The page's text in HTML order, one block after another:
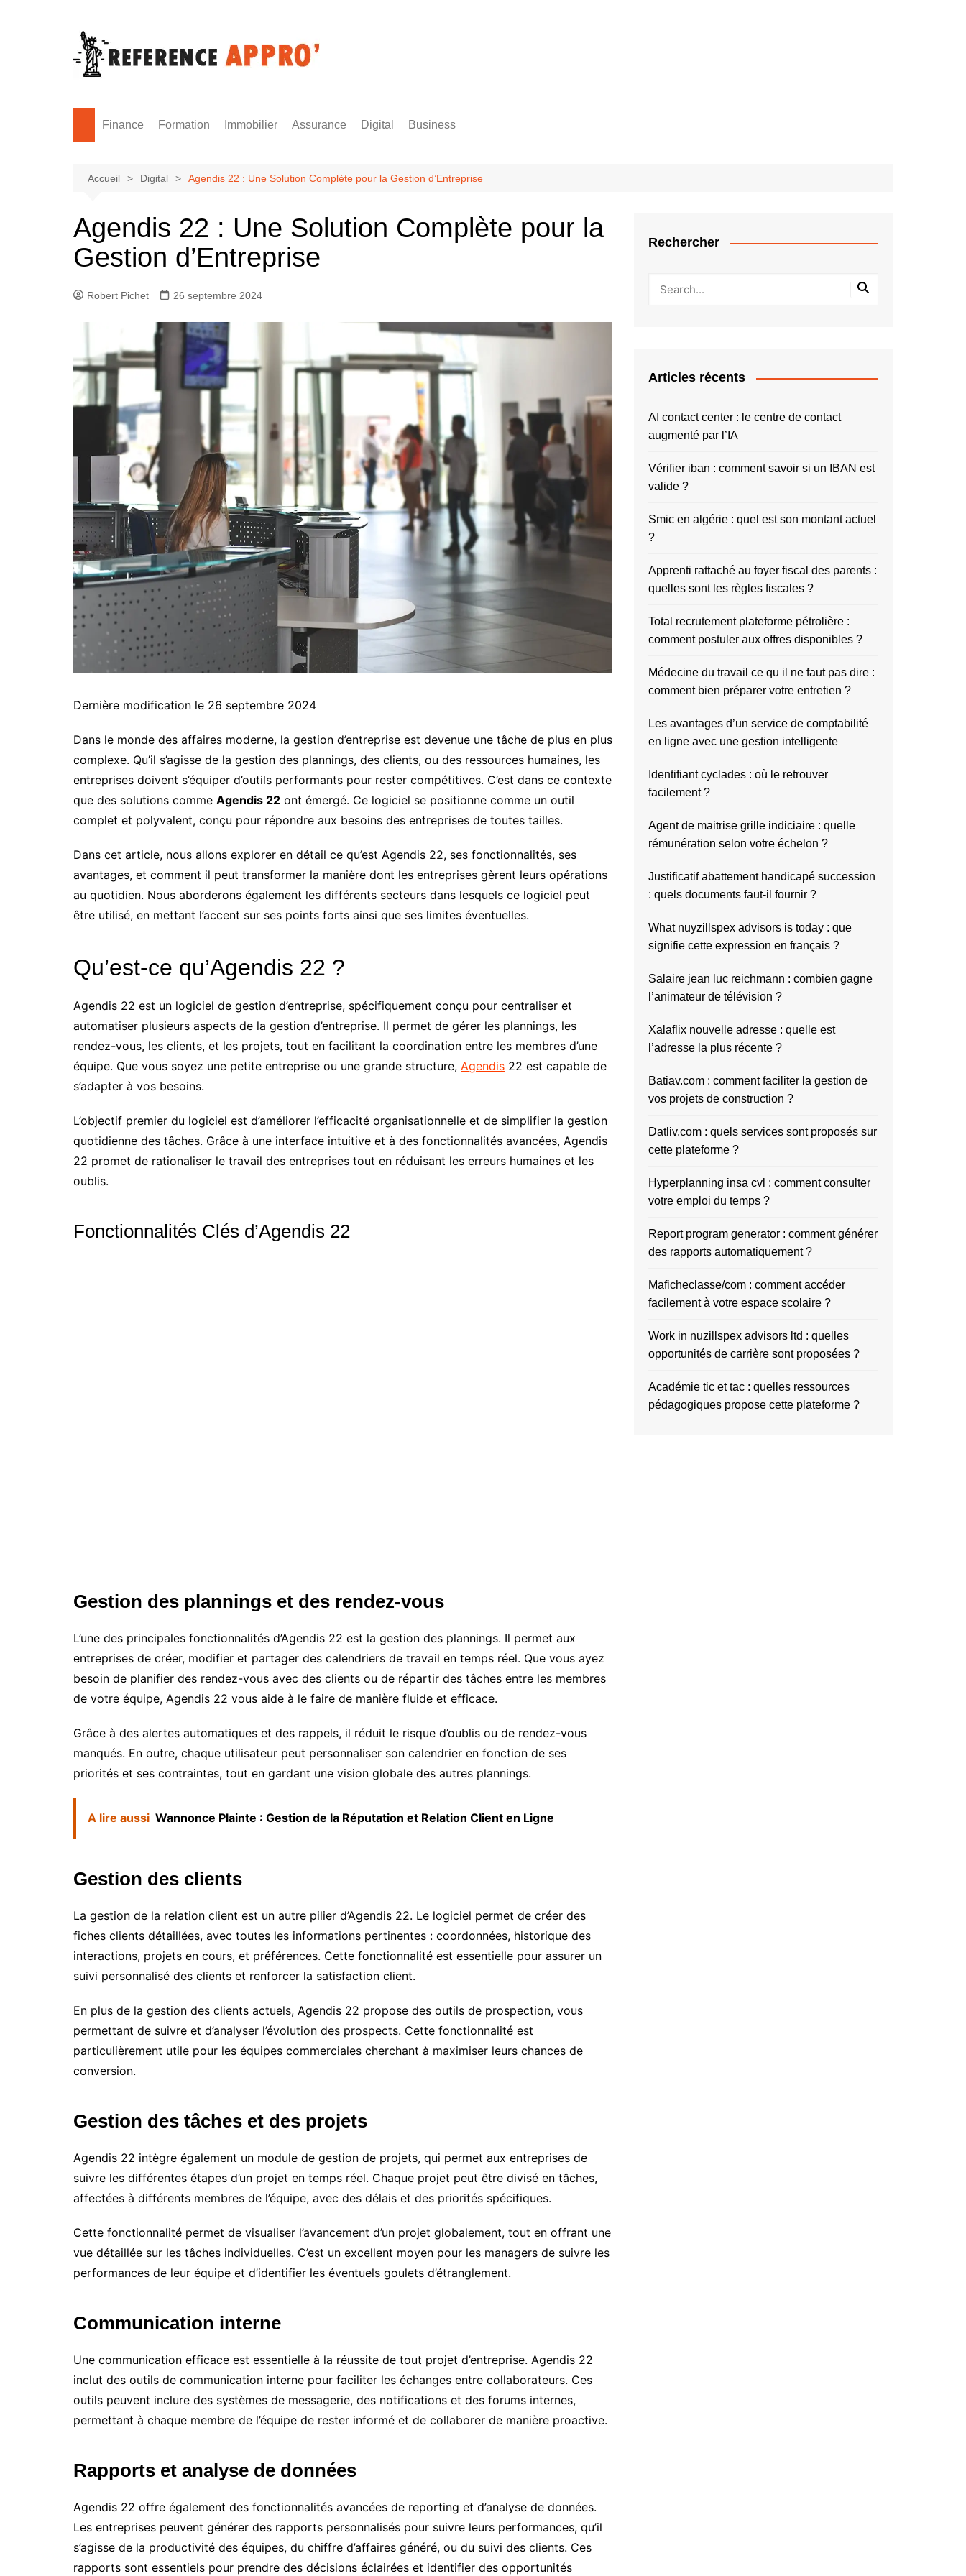
Finance Formation Immobilier Assurance Digital Business
Accueil Digital Agendis 22 : Une Solution Complète pour la Gestion d’Entreprise
Agendis 22 : Une Solution Complète pour la
Gestion d’Entreprise
Robert Pichet 26 septembre 2024
Dernière modification le 26 septembre 2024
Dans le monde des affaires moderne, la gestion d’entreprise est devenue une tâche de plus en plus
complexe. Qu’il s’agisse de la gestion des plannings, des clients, ou des ressources humaines, les
entreprises doivent s’équiper d’outils performants pour rester compétitives. C’est dans ce contexte
que des solutions comme Agendis 22 ont émergé. Ce logiciel se positionne comme un outil
complet et polyvalent, conçu pour répondre aux besoins des entreprises de toutes tailles.
Dans cet article, nous allons explorer en détail ce qu’est Agendis 22, ses fonctionnalités, ses
avantages, et comment il peut transformer la manière dont les entreprises gèrent leurs opérations
au quotidien. Nous aborderons également les différents secteurs dans lesquels ce logiciel peut
être utilisé, en mettant l’accent sur ses points forts ainsi que ses limites éventuelles.
Qu’est-ce qu’Agendis 22 ?
Agendis 22 est un logiciel de gestion d’entreprise, spécifiquement conçu pour centraliser et
automatiser plusieurs aspects de la gestion d’entreprise. Il permet de gérer les plannings, les
rendez-vous, les clients, et les projets, tout en facilitant la coordination entre les membres d’une
équipe. Que vous soyez une petite entreprise ou une grande structure, Agendis 22 est capable de
s’adapter à vos besoins.
L’objectif premier du logiciel est d’améliorer l’efficacité organisationnelle et de simplifier la gestion
quotidienne des tâches. Grâce à une interface intuitive et à des fonctionnalités avancées, Agendis
22 promet de rationaliser le travail des entreprises tout en réduisant les erreurs humaines et les
oublis.
Fonctionnalités Clés d’Agendis 22
Gestion des plannings et des rendez-vous
L’une des principales fonctionnalités d’Agendis 22 est la gestion des plannings. Il permet aux
entreprises de créer, modifier et partager des calendriers de travail en temps réel. Que vous ayez
besoin de planifier des rendez-vous avec des clients ou de répartir des tâches entre les membres
de votre équipe, Agendis 22 vous aide à le faire de manière fluide et efficace.
Grâce à des alertes automatiques et des rappels, il réduit le risque d’oublis ou de rendez-vous
manqués. En outre, chaque utilisateur peut personnaliser son calendrier en fonction de ses
priorités et ses contraintes, tout en gardant une vision globale des autres plannings.
A lire aussi Wannonce Plainte : Gestion de la Réputation et Relation Client en Ligne
Gestion des clients
La gestion de la relation client est un autre pilier d’Agendis 22. Le logiciel permet de créer des
fiches clients détaillées, avec toutes les informations pertinentes : coordonnées, historique des
interactions, projets en cours, et préférences. Cette fonctionnalité est essentielle pour assurer un
suivi personnalisé des clients et renforcer la satisfaction client.
En plus de la gestion des clients actuels, Agendis 22 propose des outils de prospection, vous
permettant de suivre et d’analyser l’évolution des prospects. Cette fonctionnalité est
particulièrement utile pour les équipes commerciales cherchant à maximiser leurs chances de
conversion.
Gestion des tâches et des projets
Agendis 22 intègre également un module de gestion de projets, qui permet aux entreprises de
suivre les différentes étapes d’un projet en temps réel. Chaque projet peut être divisé en tâches,
affectées à différents membres de l’équipe, avec des délais et des priorités spécifiques.
Cette fonctionnalité permet de visualiser l’avancement d’un projet globalement, tout en offrant une
vue détaillée sur les tâches individuelles. C’est un excellent moyen pour les managers de suivre les
performances de leur équipe et d’identifier les éventuels goulets d’étranglement.
Communication interne
Une communication efficace est essentielle à la réussite de tout projet d’entreprise. Agendis 22
inclut des outils de communication interne pour faciliter les échanges entre collaborateurs. Ces
outils peuvent inclure des systèmes de messagerie, des notifications et des forums internes,
permettant à chaque membre de l’équipe de rester informé et de collaborer de manière proactive.
Rapports et analyse de données
Agendis 22 offre également des fonctionnalités avancées de reporting et d’analyse de données.
Les entreprises peuvent générer des rapports personnalisés pour suivre leurs performances, qu’il
s’agisse de la productivité des équipes, du chiffre d’affaires généré, ou du suivi des clients. Ces
rapports sont essentiels pour prendre des décisions éclairées et identifier des opportunités
Rechercher
Articles récents
AI contact center : le centre de contact
augmenté par l’IA
Vérifier iban : comment savoir si un IBAN est
valide ?
Smic en algérie : quel est son montant actuel
?
Apprenti rattaché au foyer fiscal des parents :
quelles sont les règles fiscales ?
Total recrutement plateforme pétrolière :
comment postuler aux offres disponibles ?
Médecine du travail ce qu il ne faut pas dire :
comment bien préparer votre entretien ?
Les avantages d’un service de comptabilité
en ligne avec une gestion intelligente
Identifiant cyclades : où le retrouver
facilement ?
Agent de maitrise grille indiciaire : quelle
rémunération selon votre échelon ?
Justificatif abattement handicapé succession
: quels documents faut-il fournir ?
What nuyzillspex advisors is today : que
signifie cette expression en français ?
Salaire jean luc reichmann : combien gagne
l’animateur de télévision ?
Xalaflix nouvelle adresse : quelle est
l’adresse la plus récente ?
Batiav.com : comment faciliter la gestion de
vos projets de construction ?
Datliv.com : quels services sont proposés sur
cette plateforme ?
Hyperplanning insa cvl : comment consulter
votre emploi du temps ?
Report program generator : comment générer
des rapports automatiquement ?
Maficheclasse/com : comment accéder
facilement à votre espace scolaire ?
Work in nuzillspex advisors ltd : quelles
opportunités de carrière sont proposées ?
Académie tic et tac : quelles ressources
pédagogiques propose cette plateforme ?